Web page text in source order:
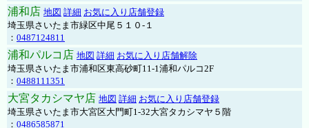
浦和店 地図 詳細 お気に入り店舗登録
埼玉県さいたま市緑区中尾５１０-１
： 0487124811
浦和パルコ店 地図 詳細 お気に入り店舗解除
埼玉県さいたま市浦和区東高砂町11-1浦和パルコ2F
： 0488111351
大宮タカシマヤ店 地図 詳細 お気に入り店舗登録
埼玉県さいたま市大宮区大門町1-32大宮タカシマヤ５階
： 0486585871